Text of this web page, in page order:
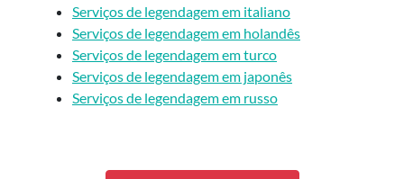
Serviços de legendagem em italiano
Serviços de legendagem em holandês
Serviços de legendagem em turco
Serviços de legendagem em japonês
Serviços de legendagem em russo